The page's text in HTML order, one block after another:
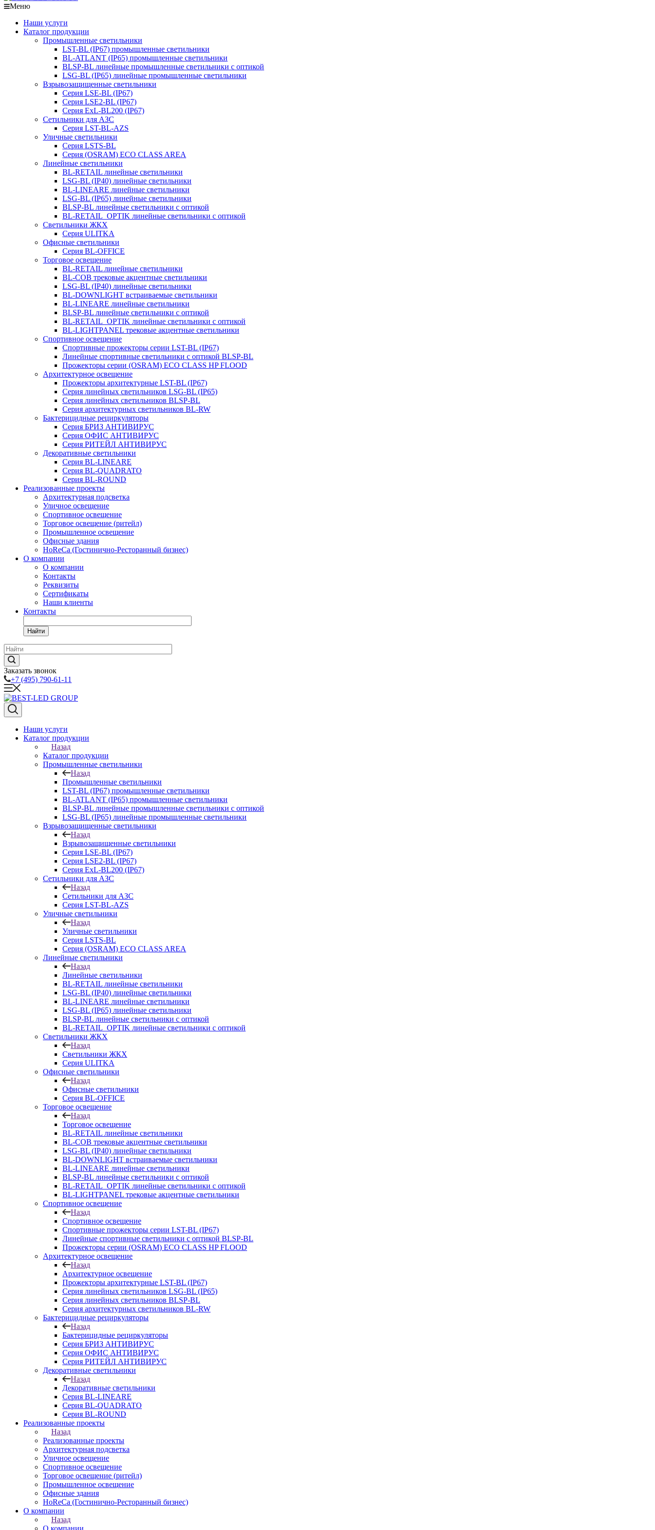
Меню
Наши услуги
Каталог продукции
Промышленные светильники
LST-BL (IP67) промышленные светильники
BL-ATLANT (IP65) промышленные светильники
BLSP-BL линейные промышленные светильники с оптикой
LSG-BL (IP65) линейные промышленные светильники
Взрывозащищенные светильники
Серия LSE-BL (IP67)
Серия LSE2-BL (IP67)
Серия ExL-BL200 (IP67)
Сетильники для АЗС
Серия LST-BL-AZS
Уличные светильники
Серия LSTS-BL
Серия (ОSRAM) ECO CLASS AREA
Линейные светильники
BL-RETAIL линейные светильники
LSG-BL (IP40) линейные светильники
BL-LINEARE линейные светильники
LSG-BL (IP65) линейные светильники
BLSP-BL линейные светильники с оптикой
BL-RETAIL_OPTIK линейные светильники с оптикой
Светильники ЖКХ
Серия ULITKA
Офисные светильники
Серия BL-OFFICE
Торговое освещение
BL-RETAIL линейные светильники
BL-COB трековые акцентные светильники
LSG-BL (IP40) линейные светильники
BL-DOWNLIGHT встраиваемые светильники
BL-LINEARE линейные светильники
BLSP-BL линейные светильники с оптикой
BL-RETAIL_OPTIK линейные светильники с оптикой
BL-LIGHTPANEL трековые акцентные светильники
Спортивное освещение
Спортивные прожекторы серии LST-BL (IP67)
Линейные спортивные светильники с оптикой BLSP-BL
Прожекторы серии (OSRAM) ECO CLASS HP FLOOD
Архитектурное освещение
Прожекторы архитектурные LST-BL (IP67)
Серия линейных светильников LSG-BL (IP65)
Серия линейных светильников BLSP-BL
Серия архитектурных светильников BL-RW
Бактерицидные рециркуляторы
Серия БРИЗ АНТИВИРУС
Серия ОФИС АНТИВИРУС
Серия РИТЕЙЛ АНТИВИРУС
Декоративные светильники
Серия BL-LINEARE
Серия BL-QUADRATO
Серия BL-ROUND
Реализованные проекты
Архитектурная подсветка
Уличное освещение
Спортивное освещение
Торговое освещение (ритейл)
Промышленное освещение
Офисные здания
HoReCa (Гостинично-Ресторанный бизнес)
О компании
О компании
Контакты
Реквизиты
Сертификаты
Наши клиенты
Контакты
Найти
Заказать звонок
+7 (495) 790-61-11
Наши услуги
Каталог продукции
Назад
Каталог продукции
Промышленные светильники
Назад
Промышленные светильники
LST-BL (IP67) промышленные светильники
BL-ATLANT (IP65) промышленные светильники
BLSP-BL линейные промышленные светильники с оптикой
LSG-BL (IP65) линейные промышленные светильники
Взрывозащищенные светильники
Назад
Взрывозащищенные светильники
Серия LSE-BL (IP67)
Серия LSE2-BL (IP67)
Серия ExL-BL200 (IP67)
Сетильники для АЗС
Назад
Сетильники для АЗС
Серия LST-BL-AZS
Уличные светильники
Назад
Уличные светильники
Серия LSTS-BL
Серия (ОSRAM) ECO CLASS AREA
Линейные светильники
Назад
Линейные светильники
BL-RETAIL линейные светильники
LSG-BL (IP40) линейные светильники
BL-LINEARE линейные светильники
LSG-BL (IP65) линейные светильники
BLSP-BL линейные светильники с оптикой
BL-RETAIL_OPTIK линейные светильники с оптикой
Светильники ЖКХ
Назад
Светильники ЖКХ
Серия ULITKA
Офисные светильники
Назад
Офисные светильники
Серия BL-OFFICE
Торговое освещение
Назад
Торговое освещение
BL-RETAIL линейные светильники
BL-COB трековые акцентные светильники
LSG-BL (IP40) линейные светильники
BL-DOWNLIGHT встраиваемые светильники
BL-LINEARE линейные светильники
BLSP-BL линейные светильники с оптикой
BL-RETAIL_OPTIK линейные светильники с оптикой
BL-LIGHTPANEL трековые акцентные светильники
Спортивное освещение
Назад
Спортивное освещение
Спортивные прожекторы серии LST-BL (IP67)
Линейные спортивные светильники с оптикой BLSP-BL
Прожекторы серии (OSRAM) ECO CLASS HP FLOOD
Архитектурное освещение
Назад
Архитектурное освещение
Прожекторы архитектурные LST-BL (IP67)
Серия линейных светильников LSG-BL (IP65)
Серия линейных светильников BLSP-BL
Серия архитектурных светильников BL-RW
Бактерицидные рециркуляторы
Назад
Бактерицидные рециркуляторы
Серия БРИЗ АНТИВИРУС
Серия ОФИС АНТИВИРУС
Серия РИТЕЙЛ АНТИВИРУС
Декоративные светильники
Назад
Декоративные светильники
Серия BL-LINEARE
Серия BL-QUADRATO
Серия BL-ROUND
Реализованные проекты
Назад
Реализованные проекты
Архитектурная подсветка
Уличное освещение
Спортивное освещение
Торговое освещение (ритейл)
Промышленное освещение
Офисные здания
HoReCa (Гостинично-Ресторанный бизнес)
О компании
Назад
О компании